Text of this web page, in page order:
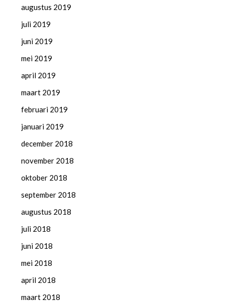
augustus 2019
juli 2019
juni 2019
mei 2019
april 2019
maart 2019
februari 2019
januari 2019
december 2018
november 2018
oktober 2018
september 2018
augustus 2018
juli 2018
juni 2018
mei 2018
april 2018
maart 2018